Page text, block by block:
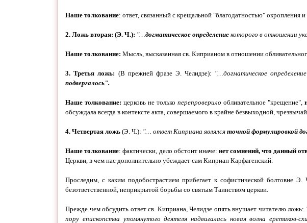
Наше толкование: ответ, связанный с крещальной "благодатностью"
2. Ложь вторая: (Э. Ч.): "…догматическое определение которого в отношении
Наше толкование:Мысль, высказанная св. Киприаном в отношении
3. Третья ложь: (В прежней фразе Э. Челидзе): "…догматическое
подвергалось".
Наше толкование:церковь не толькоперепроверило обливательное "крещение",
обсуждала всегда в контексте акта, совершаемого в крайне безвыходной,
4. Четвертая ложь (Э. Ч.): "…ответ Киприана являлся точной формулировкой
Наше толкование: фактически, дело обстоит иначе: нет сомнений, что данный
Церкви, в чем нас дополнительно убеждает сам Киприан Карфагенский.
Проследим, с каким подобострастием прибегает к софистической болтовне
безответственной, неприкрытой борьбы со святым Таинством церкви.
Прежде чем обсудить ответ св. Киприана, Челидзе опять внушает читателю ложь:
пору епископства упомянутого деятеля надвигалась новая волна